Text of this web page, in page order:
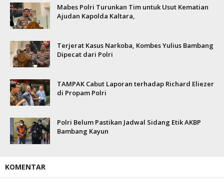
Mabes Polri Turunkan Tim untuk Usut Kematian
Ajudan Kapolda Kaltara,
Terjerat Kasus Narkoba, Kombes Yulius Bambang
Dipecat dari Polri
TAMPAK Cabut Laporan terhadap Richard Eliezer
di Propam Polri
Polri Belum Pastikan Jadwal Sidang Etik AKBP
Bambang Kayun
KOMENTAR